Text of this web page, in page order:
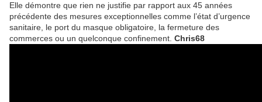
Elle démontre que rien ne justifie par rapport aux 45 années
précédente des mesures exceptionnelles comme l’état d’urgence
sanitaire, le port du masque obligatoire, la fermeture des
commerces ou un quelconque confinement. Chris68